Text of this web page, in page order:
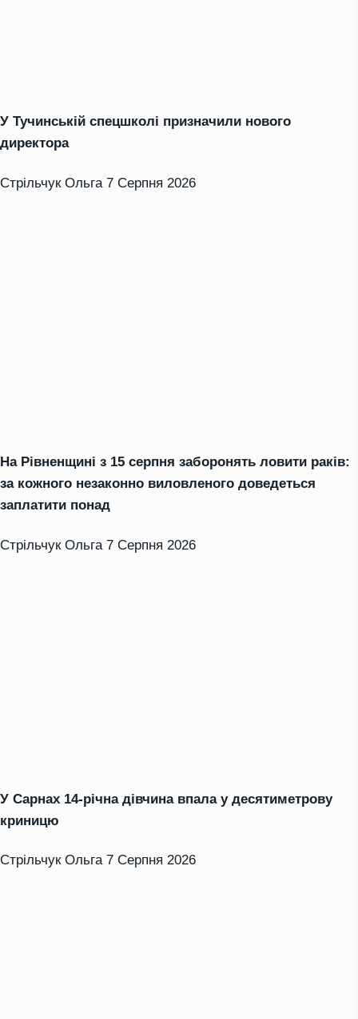
У Тучинській спецшколі призначили нового
директора
Стрільчук Ольга 7 Серпня 2026
На Рівненщині з 15 серпня заборонять ловити раків:
за кожного незаконно виловленого доведеться
заплатити понад
Стрільчук Ольга 7 Серпня 2026
У Сарнах 14-річна дівчина впала у десятиметрову
криницю
Стрільчук Ольга 7 Серпня 2026